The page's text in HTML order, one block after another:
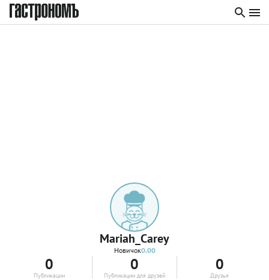
Mariah_Carey
Новичок0.00
0
Публикации
0
Публикации для друзей
0
Друзья